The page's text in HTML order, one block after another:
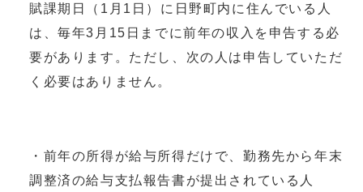
賦課期日（1月1日）に日野町内に住んでいる人
は、毎年3月15日までに前年の収入を申告する必
要があります。ただし、次の人は申告していただ
く必要はありません。
・前年の所得が給与所得だけで、勤務先から年末
調整済の給与支払報告書が提出されている人